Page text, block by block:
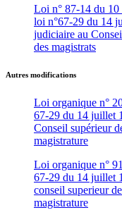
Loi n° 87-14 du
loi n°67-29 du 14
judiciaire au
des magistrats
Autres modifications
Loi organique n°
67-29 du 14 juillet
Conseil supérieur
magistrature
Loi organique n°
67-29 du 14 juillet
conseil superieur
magistrature